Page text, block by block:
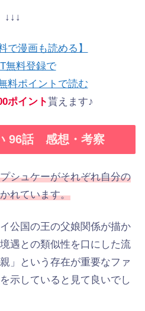
↓↓↓
で漫画も読める】
無料登録で
料ポイントで読む
ポイント貰えます♪
96話 感想・考察
シュケーがそれぞれ自分の
れています。
公国の王の父娘関係が描か
遇との類似性を口にした流
」という存在が重要なファ
示していると見て良いでし